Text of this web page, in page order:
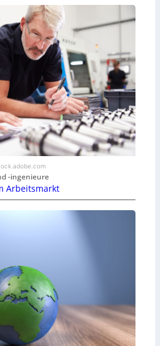
-ingenieure
Arbeitsmarkt